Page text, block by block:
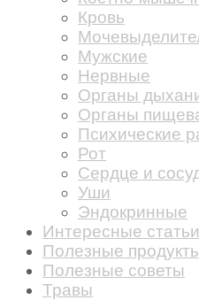
Кровь
Мужские
Нервные
Органы
Органы
Психические
Рот
Сердце и
Уши
Эндокринные
Интересные статьи
Полезные
Полезные советы
Травы